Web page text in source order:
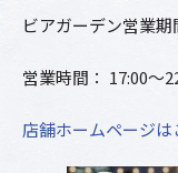
ビアガーデン営業
営業時間： 17:00～
店舗ホームページは